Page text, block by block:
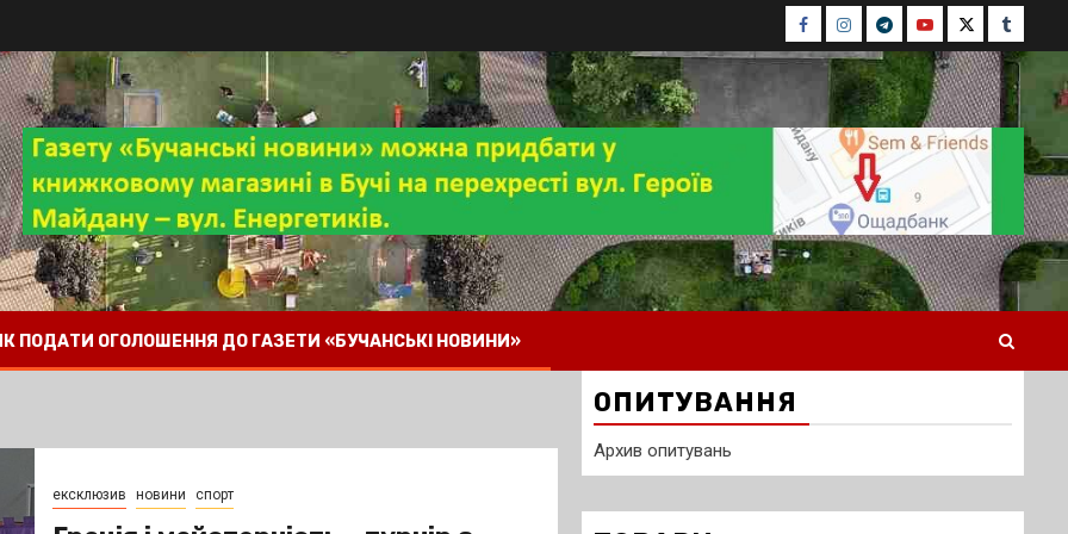
Facebook
Instagram
TelegramYoutubeTwitterTumblr
ПОДАТИ ОГОЛОШЕННЯ ДО ГАЗЕТИ «БУЧАНСЬКІ НОВИНИ»
ексклюзив новини спорт
ОПИТУВАННЯ
Архив опитувань